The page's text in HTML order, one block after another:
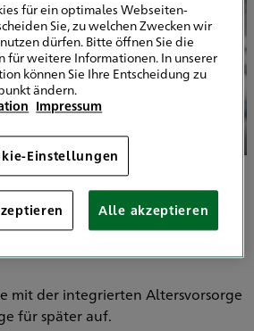
wichtigste Kapital eines jeden
oft unzureichend abgesichert. Mit
Zusatzversicherungschützen
diefinanziellen Folgen einer
mit der integrierten Altersvorsorge
für später auf.
für ein optimales Webseiten-
Sie, zu welchen Zwecken wir
dürfen. Bitte öffnen Sie die
für weitere Informationen. In unserer
können Sie Ihre Entscheidung zu
ändern.
Impressum
Einstellungen
Alle akzeptieren